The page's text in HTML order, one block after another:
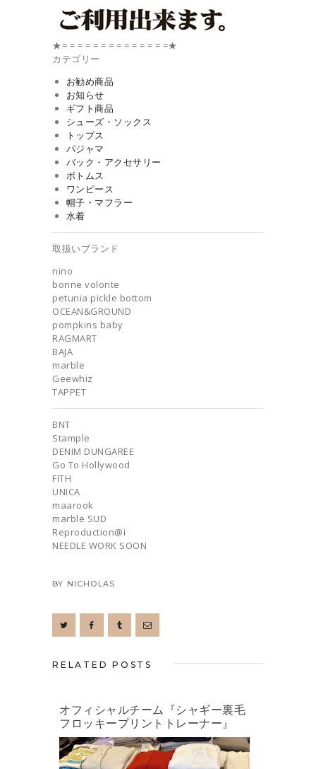
★= = = = = = = = = = = = = =★
カテゴリー
お勧め商品
お知らせ
ギフト商品
シューズ・ソックス
トップス
パジャマ
バック・アクセサリー
ボトムス
ワンピース
帽子・マフラー
水着
取扱いブランド
nino
bonne volonte
petunia pickle bottom
OCEAN&GROUND
pompkins baby
RAGMART
BAJA
marble
Geewhiz
TAPPET
BNT
Stample
DENIM DUNGAREE
Go To Hollywood
FITH
UNICA
maarook
marble SUD
Reproduction@i
NEEDLE WORK SOON
BY NICHOLAS
RELATED POSTS
オフィシャルチーム『シャギー裏毛
フロッキープリントトレーナー』